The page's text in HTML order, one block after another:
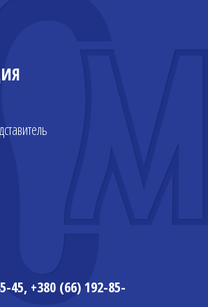
45, +380 (66) 192-85-